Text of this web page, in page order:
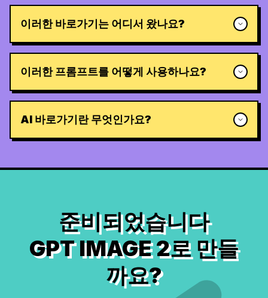
이러한 바로가기는 어디서 왔나요?
이러한 프롬프트를 어떻게 사용하나요?
AI 바로가기란 무엇인가요?
준비되었습니다
GPT IMAGE 2로 만들
까요?